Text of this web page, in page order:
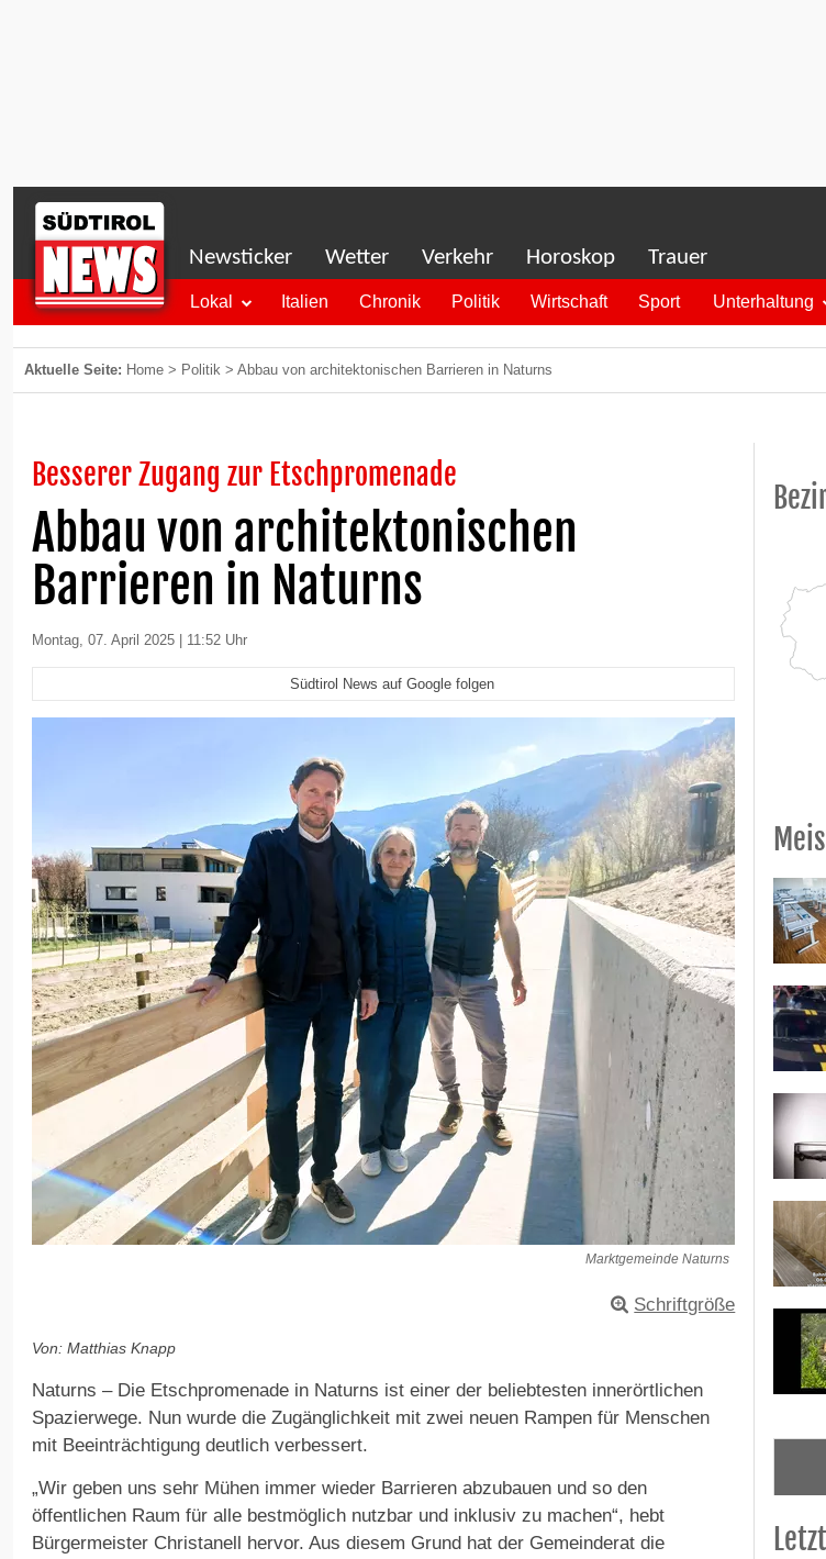
Newsticker Wetter Verkehr Horoskop Trauer
Lokal Italien Chronik Politik Wirtschaft Sport Unterhaltung
Aktuelle Seite: Home > Politik > Abbau von architektonischen Barrieren in Naturns
Besserer Zugang zur Etschpromenade
Abbau von architektonischen
Barrieren in Naturns
Montag, 07. April 2025 | 11:52 Uhr
Südtirol News auf Google folgen
Marktgemeinde Naturns
Schriftgröße
Von: Matthias Knapp
Naturns – Die Etschpromenade in Naturns ist einer der beliebtesten innerörtlichen
Spazierwege. Nun wurde die Zugänglichkeit mit zwei neuen Rampen für Menschen
mit Beeinträchtigung deutlich verbessert.
„Wir geben uns sehr Mühen immer wieder Barrieren abzubauen und so den
öffentlichen Raum für alle bestmöglich nutzbar und inklusiv zu machen“, hebt
Bürgermeister Christanell hervor. Aus diesem Grund hat der Gemeinderat die